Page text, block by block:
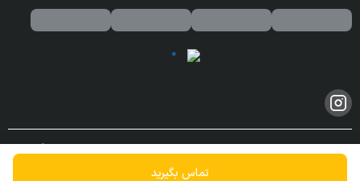
تماس بگیرید
کلیه حقوق مادی و معنوی این سایت محفوظ و متعلق به این فروشگاه می
باشد.